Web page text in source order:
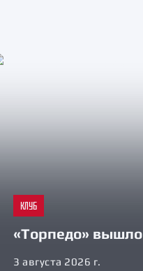
КЛУБ
«Торпедо» вышло
3 августа 2026 г.